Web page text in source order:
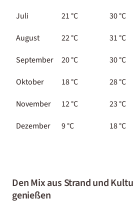
Juli
21 °C 30 °C
August
22 °C 31 °C
September
20 °C 30 °C
Oktober
18 °C 28 °C
November
12 °C 23 °C
Dezember
9 °C 18 °C
Den Mix aus Strand und
genießen